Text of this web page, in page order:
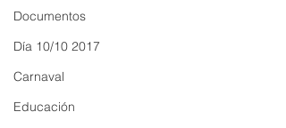
Documentos
Día 10/10 2017
Carnaval
Educación